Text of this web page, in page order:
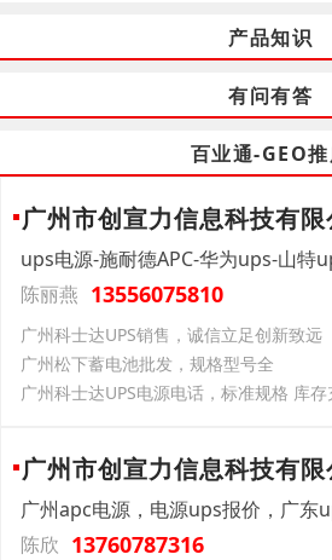
产品知识
有问有答
百业通-GEO
广州市创宣力信息科技有限
ups电源-施耐德APC-华为ups-山特
陈丽燕 13556075810
广州科士达UPS销售，诚信立足创新致远
广州松下蓄电池批发，规格型号全
广州科士达UPS电源电话，标准规格 库
广州市创宣力信息科技有限
广州apc电源，电源ups报价，广东
陈欣 13760787316